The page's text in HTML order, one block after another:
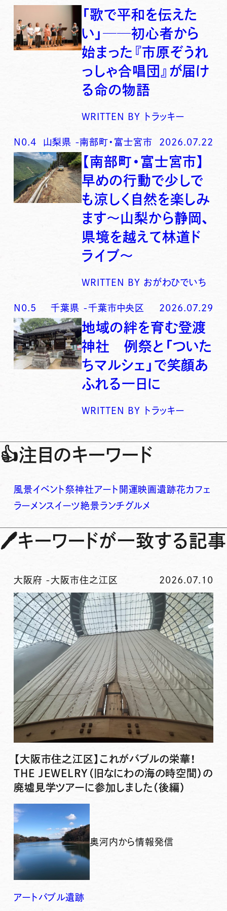
「歌で平和を伝えた
い」──初心者から
始まった『市原ぞうれ
っしゃ合唱団』が届け
る命の物語
WRITTEN BY トラッキー
N0. 4 山梨県 -南部町・富士宮市 2026.07.22
【南部町・富士宮市】
早めの行動で少しで
も涼しく自然を楽しみ
ます〜山梨から静岡、
県境を越えて林道ド
ライブ〜
WRITTEN BY おがわひでいち
N0. 5 千葉県 -千葉市中央区 2026.07.29
地域の絆を育む登渡
神社 例祭と「ついた
ちマルシェ」で笑顔あ
ふれる一日に
WRITTEN BY トラッキー
👍注目のキーワード
風景イベント祭神社アート 開運映画遺跡花カフェ
ラーメンスイーツ絶景ランチグルメ
🖊キーワードが一致する記事
大阪府 -大阪市住之江区 2026.07.10
【大阪市住之江区】これがバブルの栄華！
THE JEWELRY（旧なにわの海の時空間）の
廃墟見学ツアーに参加しました（後編）
奥河内から情報発信
アートバブル遺跡